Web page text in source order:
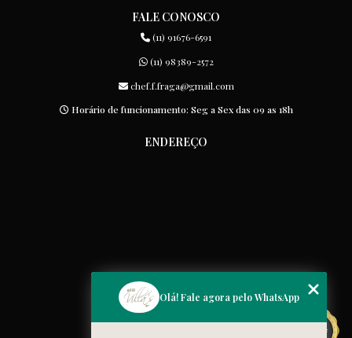
FALE CONOSCO
(11) 91676-6591
(11) 98389-2572
chef.f.fraga@gmail.com
Horário de funcionamento: Seg a Sex das 09 as 18h
ENDEREÇO
MENU
Home
Olá! Fale agora pelo WhatsApp